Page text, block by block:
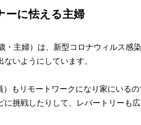
ーに怯える主婦
主婦）は、新型コロナウィルス感
いようにしています。
）もリモートワークになり家にいる
に挑戦したりして、レパートリーも広